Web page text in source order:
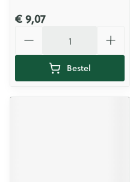
€ 9,07
Bestel